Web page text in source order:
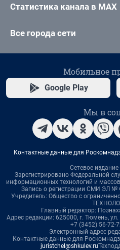
Статистика канала в MAX
Все города сети
Мобильное
Google Play
Мы в
Контактные данные для
Сетевое
Зарегистрировано Федеральной
информационных технологий и
Запись о регистрации СМИ ЭЛ №
Учредитель: Общество с
Главный редактор:
Адрес редакции: 625000, г. Тюмень,
+7 (3452) 56-72-
Электронный адрес
Контактные данные для
juristchel@shkulev.ru